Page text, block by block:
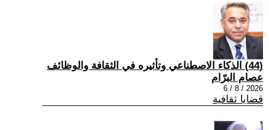
(44) الذكاء الاصطناعي وتأثيره في الثقافة والوظائف
عصام البرّام
2026 / 8 / 6
قضايا ثقافية